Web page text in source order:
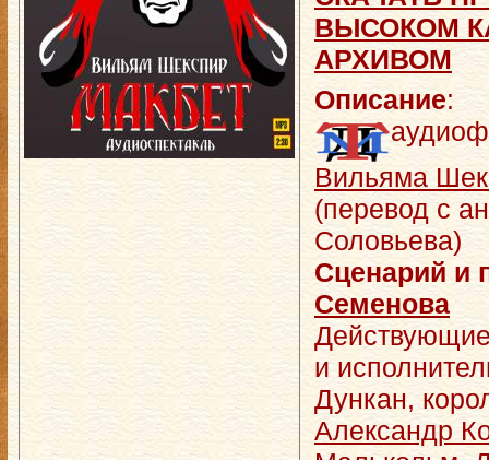
ВЫСОКОМ
АРХИВОМ
Описание:
Вильяма
(перевод с
Соловьева)
Сценарий и
Семенова
и
Дункан,
Александр